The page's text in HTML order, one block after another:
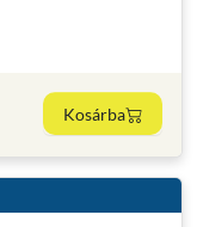
Kosárba